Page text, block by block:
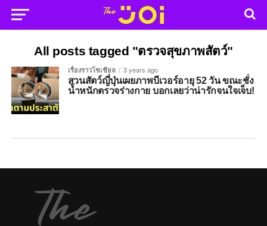
All posts tagged "ตรวจสุขภาพสัตว์"
เรื่องราวโซเชียล 3 years ago
สวนสัตว์ญี่ปุ่นเผยภาพบีเวอร์อายุ 52 วัน ขณะชั่ง
น้ำหนักตรวจร่างกาย บอกเลยว่าน่ารักจนใจเจ็บ!